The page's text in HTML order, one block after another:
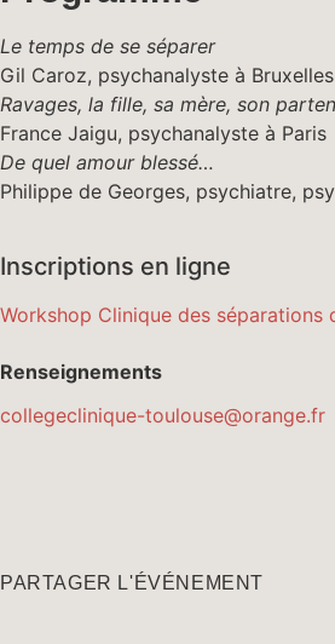
Le temps de se séparer
Gil Caroz, psy­ch­an­a­lyste à Bruxelles
Rav­ages, la fille, sa mère, son
France Jaigu, psy­ch­an­a­lyste à Paris
De quel amour blessé…
Philippe de Georges, psy­chi­a­tre,
Inscriptions en ligne
Work­shop Clin­ique des sépa­ra­tions
Ren­seigne­ments
collegeclinique-toulouse@orange.fr
PARTAGER L'ÉVÉNEMENT